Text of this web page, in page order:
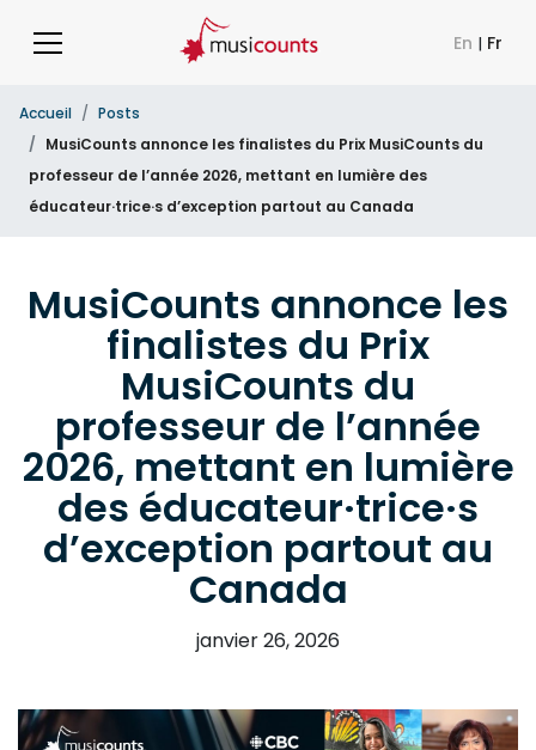
En | Fr
Accueil
Posts
MusiCounts annonce les finalistes du Prix MusiCounts du
professeur de l’année 2026, mettant en lumière des
éducateur·trice·s d’exception partout au Canada
MusiCounts annonce les
finalistes du Prix
MusiCounts du
professeur de l’année
2026, mettant en lumière
des éducateur·trice·s
d’exception partout au
Canada
janvier 26, 2026